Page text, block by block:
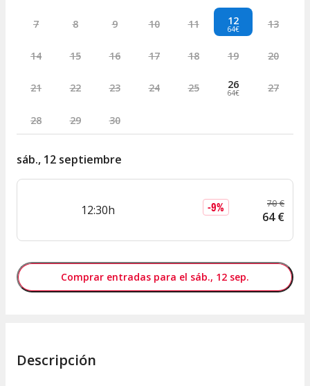
7 8 9 10 11 12
64€ 13
14 15 16 17 18 19 20
21 22 23 24 25 26
64€ 27
28 29 30
sáb., 12 septiembre
12:30h -9% 70 €
64 €
Comprar entradas para el sáb., 12 sep.
Descripción